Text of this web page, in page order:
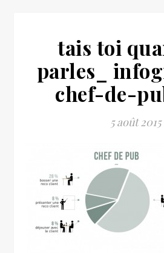
tais toi
parles_
chef-de-
5 août 2015